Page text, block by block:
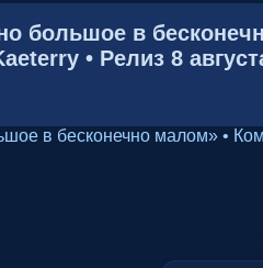
большое в
• Релиз 8